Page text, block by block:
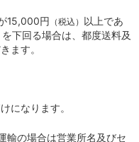
15,000円
（税込）
以上であ
を下回る場合は、都度送料及
ます。
になります。
輸の場合は営業所名及びセ